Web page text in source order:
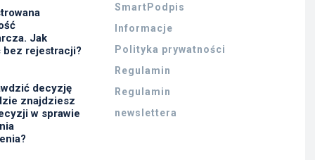
Jak
bez rejestracji?
decyzję
znajdziesz
w sprawie
SmartPodpis
Informacje
Polityka prywatności
Regulamin
Regulamin
newslettera